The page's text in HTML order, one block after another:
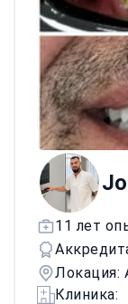
пациента
на
11 лет
Локация:
Клиника: